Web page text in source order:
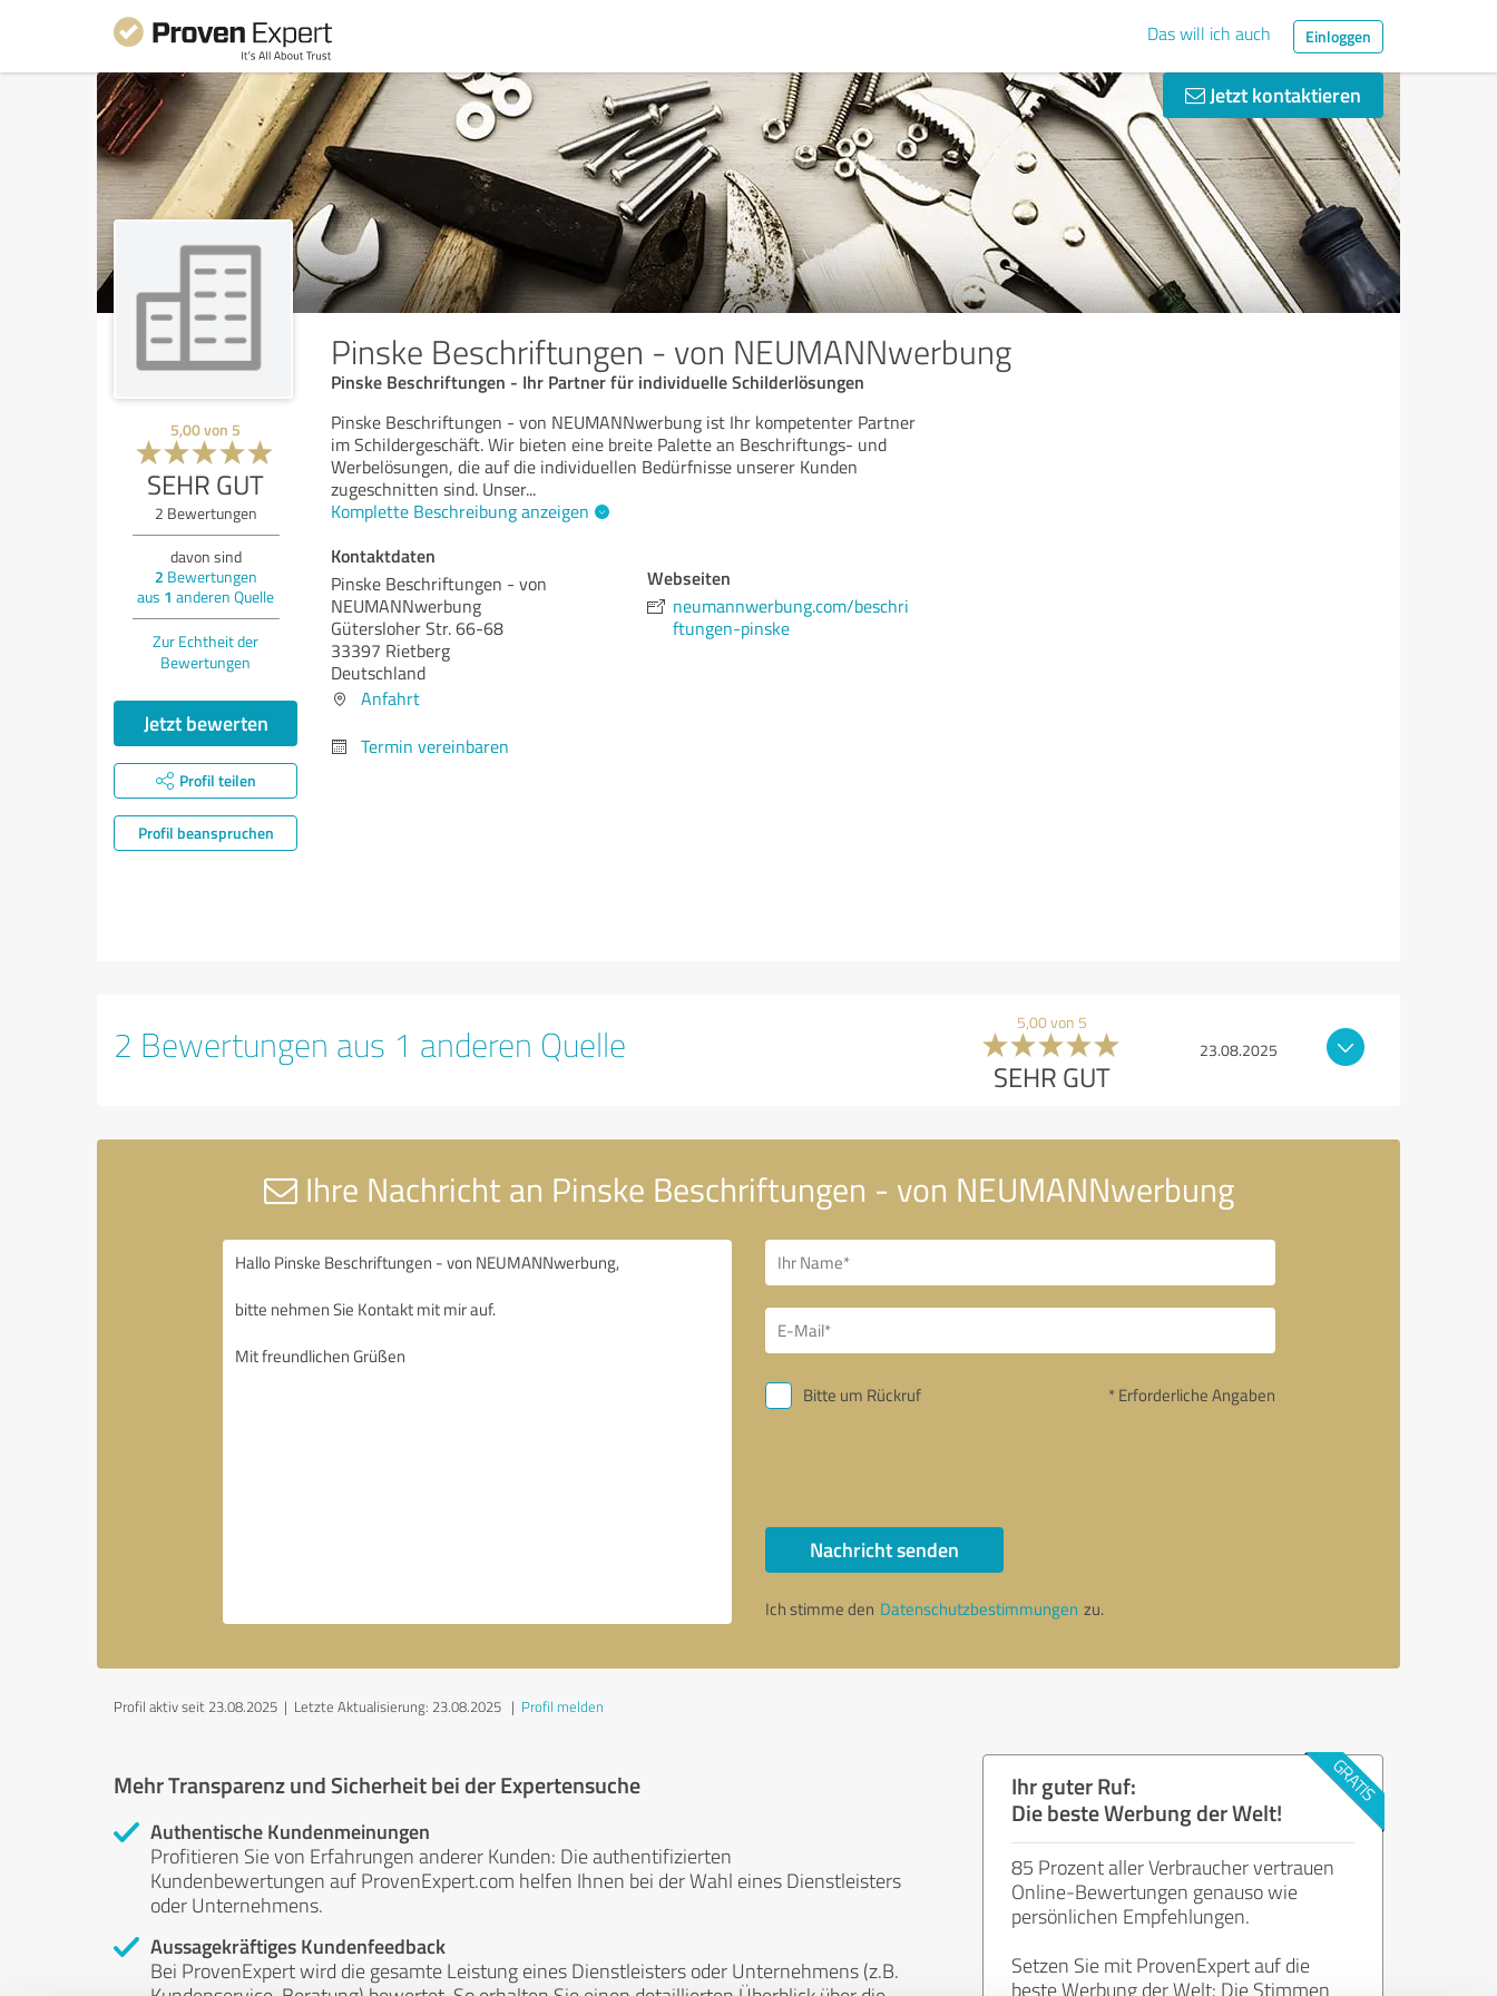
Das will ich auch Einloggen
Jetzt kontaktieren
Pinske Beschriftungen - von NEUMANNwerbung
Pinske Beschriftungen - Ihr Partner für individuelle Schilderlösungen
5,00von 5
SEHR GUT
2 Bewertungen
davon sind
2 Bewertungen
aus 1 anderen Quelle
Zur Echtheit der
Bewertungen
Jetzt bewerten
Profil teilen
Profil beanspruchen
Pinske Beschriftungen - von NEUMANNwerbung ist Ihr kompetenter Partner
im Schildergeschäft. Wir bieten eine breite Palette an Beschriftungs- und
Werbelösungen, die auf die individuellen Bedürfnisse unserer Kunden
zugeschnitten sind. Unser...
Komplette Beschreibung anzeigen
Kontaktdaten
Pinske Beschriftungen - von
NEUMANNwerbung
Gütersloher Str. 66-68
33397 Rietberg
Deutschland
Anfahrt
Termin vereinbaren
Webseiten
neumannwerbung.com/beschri
ftungen-pinske
2 Bewertungen aus 1 anderen Quelle 5,00 von 5
SEHR GUT
23.08.2025
Ihre Nachricht an Pinske Beschriftungen - von NEUMANNwerbung
Bitte um Rückruf * Erforderliche Angaben
Nachricht senden
Ich stimme den Datenschutzbestimmungen zu.
Profil aktiv seit 23.08.2025 | Letzte Aktualisierung: 23.08.2025 | Profil melden
Mehr Transparenz und Sicherheit bei der Expertensuche
Authentische Kundenmeinungen
Profitieren Sie von Erfahrungen anderer Kunden: Die authentifizierten
Kundenbewertungen auf ProvenExpert.com helfen Ihnen bei der Wahl eines Dienstleisters
oder Unternehmens.
Aussagekräftiges Kundenfeedback
Bei ProvenExpert wird die gesamte Leistung eines Dienstleisters oder Unternehmens (z.B.
Ihr guter Ruf:
Die beste Werbung der Welt!
85 Prozent aller Verbraucher vertrauen
Online-Bewertungen genauso wie
persönlichen Empfehlungen.
Setzen Sie mit ProvenExpert auf die
beste Werbung der Welt: Die Stimmen